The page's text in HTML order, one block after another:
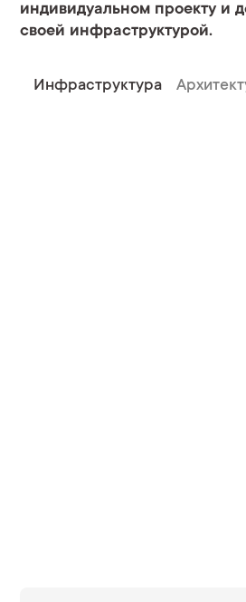
индивидуальном проекту и
своей инфраструктурой.
Инфраструктура